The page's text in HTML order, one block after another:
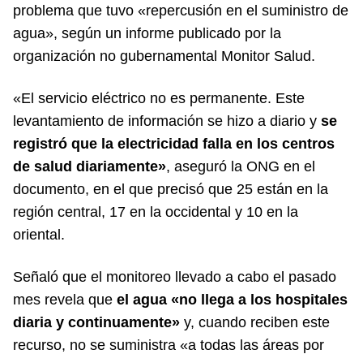
problema que tuvo «repercusión en el suministro de
agua», según un informe publicado por la
organización no gubernamental Monitor Salud.
«El servicio eléctrico no es permanente. Este
levantamiento de información se hizo a diario y se
registró que la electricidad falla en los centros
de salud diariamente», aseguró la ONG en el
documento, en el que precisó que 25 están en la
región central, 17 en la occidental y 10 en la
oriental.
Señaló que el monitoreo llevado a cabo el pasado
mes revela que el agua «no llega a los hospitales
diaria y continuamente» y, cuando reciben este
recurso, no se suministra «a todas las áreas por